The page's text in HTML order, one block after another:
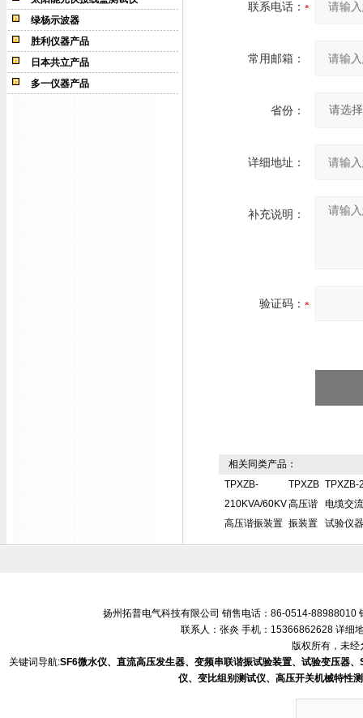
绿杨示波器
胜利仪器产品
日本共立产品
多一仪器产品
联系电话：
常用邮箱：
省份：
详细地址：
补充说明：
验证码：
相关同类产品：
TPXZB-
210KVA/60KV
高压谐振装置
TPXZB
高压谐
振装置
TPXZB-
电缆交
试验仪器
扬州拓普电气科技有限公司 销售电话：86-0514-88988010
联系人：张炎 手机：15366862628 详细
版权所有，未
关键词导航:SF6微水仪、直流高压发生器、变频串联谐振试验装置、试验变压器
仪、变比组别测试仪、高压开关机械特性